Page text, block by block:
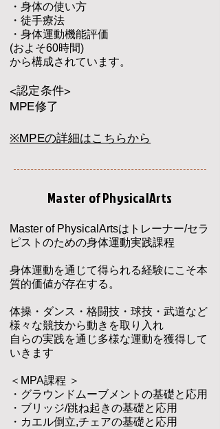
・身体の使い方
・徒手療法
・身体運動機能評価
(およそ60時間)
から構成されています。
<認定条件>
MPE修了
​※MPEの詳細はこちらから
Master of PhysicalArts
Master of PhysicalArtsは トレーナー/セラ
ピストのための身体運動実践課程
身体運動を通じて得られる経験にこそ本
質的価値が存在する。
体操・ダンス・格闘技・球技・武道など
様々な競技から動きを取り入れ
自らの実践を通じ多様な運動を獲得して
いきます
＜MPA課程 ＞
・グラウンドムーブメントの基礎と応用
・ブリッジ/跳ね起きの基礎と応用
・カエル倒立,チェアの基礎と応用